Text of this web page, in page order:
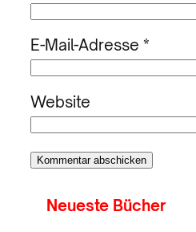
E-Mail-Adresse *
Website
Neueste Bücher